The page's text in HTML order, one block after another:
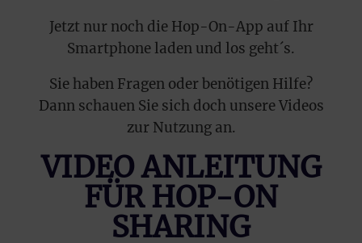
Jetzt nur noch die Hop-On-App auf Ihr
Smartphone laden und los geht´s.
Sie haben Fragen oder benötigen Hilfe?
Dann schauen Sie sich doch unsere Videos
zur Nutzung an.
VIDEO ANLEITUNG
FÜR HOP-ON
SHARING